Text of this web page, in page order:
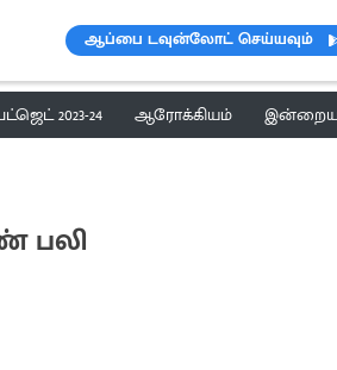
ஆப்பை டவுன்லோட் செய்யவும்
2023-24 ஆரோக்கியம் இன்றைய
பலி